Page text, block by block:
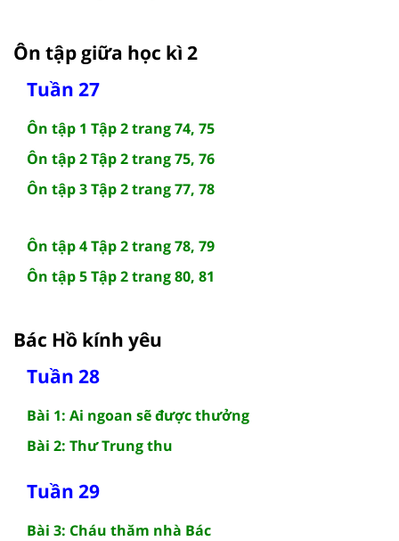
Ôn tập giữa học kì 2
Tuần 27
Ôn tập 1 Tập 2 trang 74, 75
Ôn tập 2 Tập 2 trang 75, 76
Ôn tập 3 Tập 2 trang 77, 78
Ôn tập 4 Tập 2 trang 78, 79
Ôn tập 5 Tập 2 trang 80, 81
Bác Hồ kính yêu
Tuần 28
Bài 1: Ai ngoan sẽ được thưởng
Bài 2: Thư Trung thu
Tuần 29
Bài 3: Cháu thăm nhà Bác